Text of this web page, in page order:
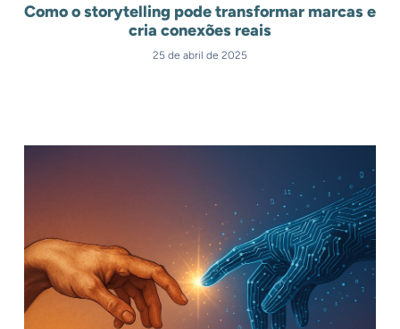
Como o storytelling pode transformar marcas e
cria conexões reais
25 de abril de 2025